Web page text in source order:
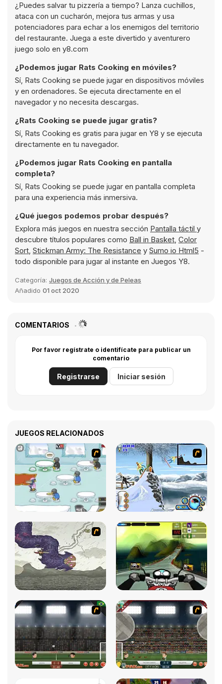
¿Puedes salvar tu pizzería a tiempo? Lanza cuchillos,
ataca con un cucharón, mejora tus armas y usa
potenciadores para echar a los enemigos del territorio
del restaurante. Juega a este divertido y aventurero
juego solo en y8.com
¿Podemos jugar Rats Cooking en móviles?
Sí, Rats Cooking se puede jugar en dispositivos móviles
y en ordenadores. Se ejecuta directamente en el
navegador y no necesita descargas.
¿Rats Cooking se puede jugar gratis?
Sí, Rats Cooking es gratis para jugar en Y8 y se ejecuta
directamente en tu navegador.
¿Podemos jugar Rats Cooking en pantalla
completa?
Sí, Rats Cooking se puede jugar en pantalla completa
para una experiencia más inmersiva.
¿Qué juegos podemos probar después?
Explora más juegos en nuestra sección Pantalla táctil y
descubre títulos populares como Ball in Basket, Color
Sort, Stickman Army: The Resistance y Sumo io Html5 -
todo disponible para jugar al instante en Juegos Y8.
Categoría: Juegos de Acción y de Peleas
Añadido 01 oct 2020
COMENTARIOS
Por favor regístrate o identifícate para publicar un
comentario
Registrarse Iniciar sesión
JUEGOS RELACIONADOS